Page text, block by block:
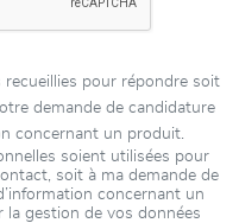
recueillies pour répondre soit
demande de candidature
concernant un produit.
soient utilisées pour
soit à ma demande de
concernant un
gestion de vos données